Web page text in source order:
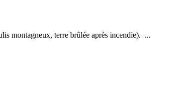
montagneux, terre brûlée après incendie). ...